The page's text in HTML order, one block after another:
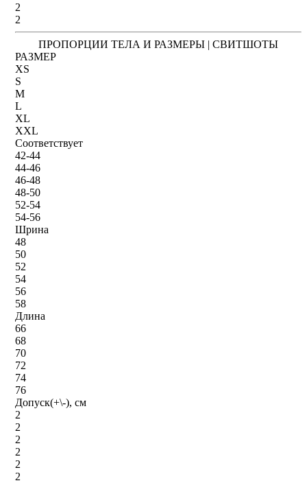
2
2
ПРОПОРЦИИ ТЕЛА И РАЗМЕРЫ | СВИТШОТЫ
РАЗМЕР
XS
S
M
L
XL
XXL
Соответствует
42-44
44-46
46-48
48-50
52-54
54-56
Шрина
48
50
52
54
56
58
Длина
66
68
70
72
74
76
Допуск(+\-), см
2
2
2
2
2
2